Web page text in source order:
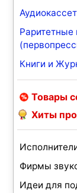
Раритетные
Книги и
Товары
Хиты
Фирмы
Идеи для